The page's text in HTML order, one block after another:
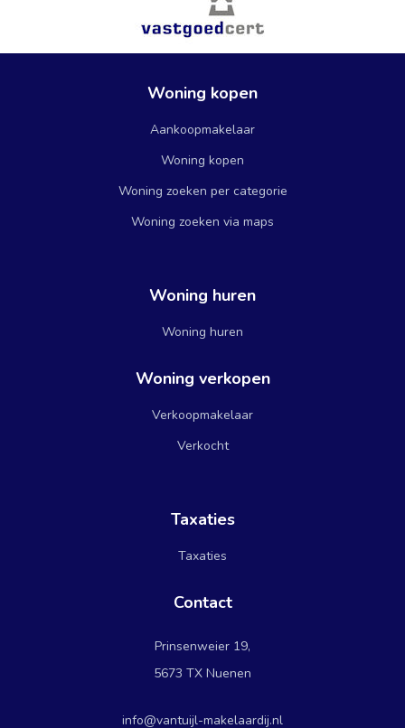
Woning kopen
Aankoopmakelaar
Woning kopen
Woning zoeken per categorie
Woning zoeken via maps
Woning huren
Woning huren
Woning verkopen
Verkoopmakelaar
Verkocht
Taxaties
Taxaties
Contact
Prinsenweier 19,
5673 TX Nuenen
info@vantuijl-makelaardij.nl